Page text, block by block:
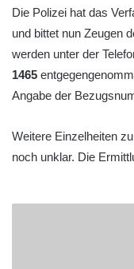
Die Polizei hat das
und bittet nun Zeugen
werden unter der
1465
Angabe der
Weitere Einzelheiten
noch unklar. Die